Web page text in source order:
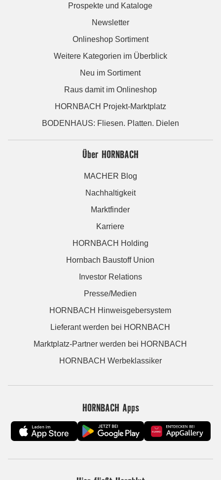
Prospekte und Kataloge
Newsletter
Onlineshop Sortiment
Weitere Kategorien im Überblick
Neu im Sortiment
Raus damit im Onlineshop
HORNBACH Projekt-Marktplatz
BODENHAUS: Fliesen. Platten. Dielen
Über HORNBACH
MACHER Blog
Nachhaltigkeit
Marktfinder
Karriere
HORNBACH Holding
Hornbach Baustoff Union
Investor Relations
Presse/Medien
HORNBACH Hinweisgebersystem
Lieferant werden bei HORNBACH
Marktplatz-Partner werden bei HORNBACH
HORNBACH Werbeklassiker
HORNBACH Apps